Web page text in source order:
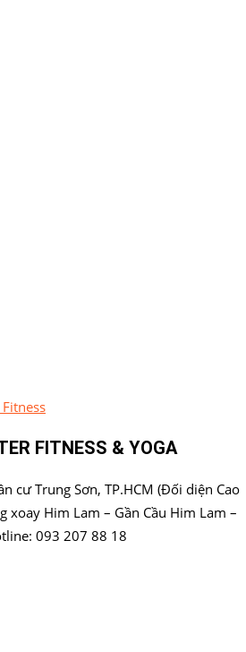
FITNESS & YOGA
cư Trung Sơn, TP.HCM (Đối diện Cao
xoay Him Lam – Gần Cầu Him Lam –
093 207 88 18